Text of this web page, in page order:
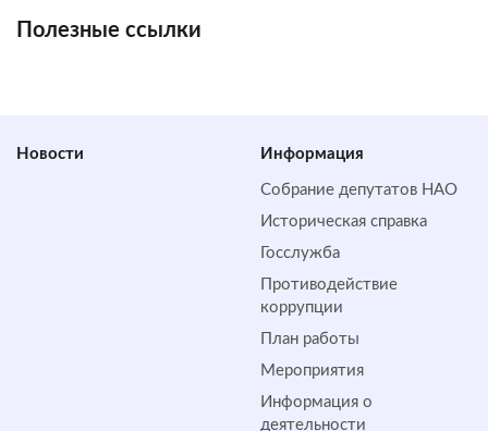
Полезные ссылки
Новости Информация
Собрание депутатов НАО
Историческая справка
Госслужба
Противодействие
коррупции
План работы
Мероприятия
Информация о
деятельности